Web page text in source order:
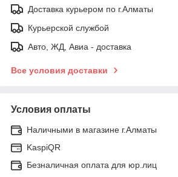
Доставка курьером по г.Алматы
Курьерской службой
Авто, ЖД, Авиа - доставка
Все условия доставки
Условия оплаты
Наличными в магазине г.Алматы
KaspiQR
Безналичная оплата для юр.лиц